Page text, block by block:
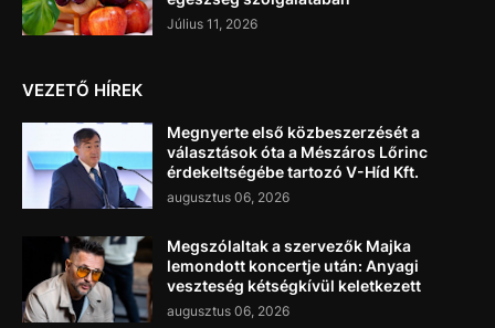
Július 11, 2026
VEZETŐ HÍREK
Megnyerte első közbeszerzését a
választások óta a Mészáros Lőrinc
érdekeltségébe tartozó V-Híd Kft.
augusztus 06, 2026
Megszólaltak a szervezők Majka
lemondott koncertje után: Anyagi
veszteség kétségkívül keletkezett
augusztus 06, 2026